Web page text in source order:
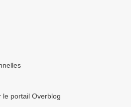
le portail Overblog